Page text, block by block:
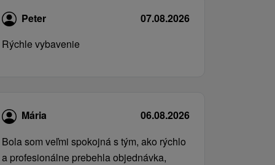
Peter
07.08.2026
Rýchle vybavenie
Mária
06.08.2026
Bola som veľmi spokojná s tým, ako rýchlo
a profesionálne prebehla objednávka,